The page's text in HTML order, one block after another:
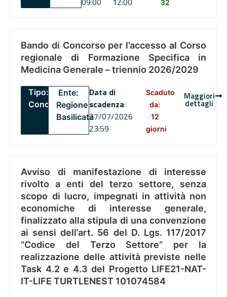
32
Bando di Concorso per l’accesso al Corso
regionale di Formazione Specifica in
Medicina Generale – triennio 2026/2029
Tipo:
Concorsi
Ente:
Regione
Basilicata
Data di
scadenza:
27/07/2026
23:59
Scaduto
da:
12
giorni
Maggiori
dettagli
Avviso di manifestazione di interesse
rivolto a enti del terzo settore, senza
scopo di lucro, impegnati in attività non
economiche di interesse generale,
finalizzato alla stipula di una convenzione
ai sensi dell’art. 56 del D. Lgs. 117/2017
“Codice del Terzo Settore” per la
realizzazione delle attività previste nelle
Task 4.2 e 4.3 del Progetto LIFE21-NAT-
IT-LIFE TURTLENEST 101074584